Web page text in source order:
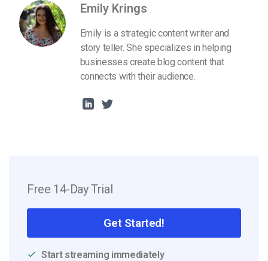
Emily Krings
Emily is a strategic content writer and
story teller. She specializes in helping
businesses create blog content that
connects with their audience.
Free 14-Day Trial
Get Started!
Start streaming immediately